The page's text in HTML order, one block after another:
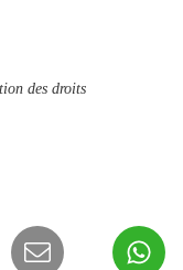
des droits